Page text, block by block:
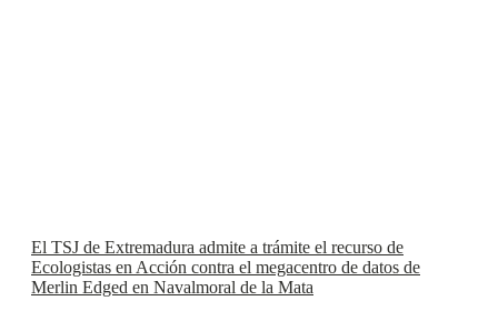
El TSJ de Extremadura admite a trámite el recurso de
Ecologistas en Acción contra el megacentro de datos de
Merlin Edged en Navalmoral de la Mata